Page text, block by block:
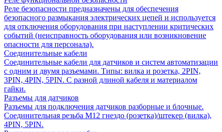
Реле безопасности предназначены для обеспечения
безопасного размыкания электрических цепей и используется
для отключения оборудования при наступлении критических
событий (неисправность оборудования или возникновение
опасности для персонала).
Соединительные кабели
Соединительные кабели для датчиков и систем автоматизации
с одним и двумя разъемами. Типы: вилка и розетка, 2PIN,
3PIN, 4PIN, 5PIN. С разной длиной кабеля и материалом
гайки.
Разъемы для датчиков
Разъемы для подключения датчиков разборные и блочные.
Соединительная резьба М12 гнездо (розетка)/штекер (вилка),
4PIN, 5PIN.